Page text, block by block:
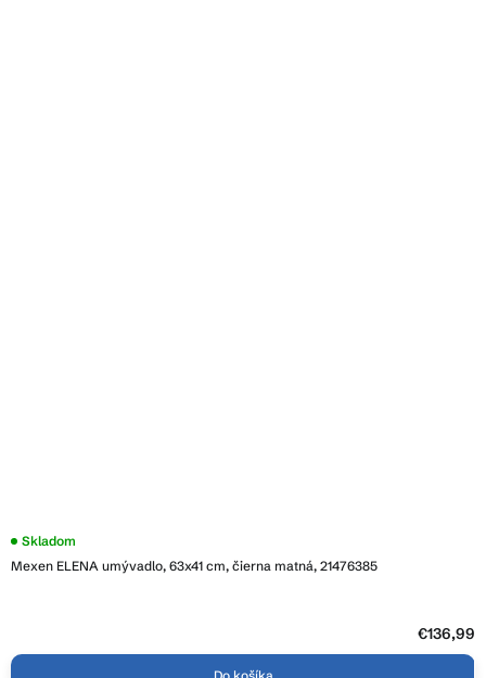
Mexen ELENA umývadlo, 63x41 cm, čierna matná, 21476385
Skladom
€136,99